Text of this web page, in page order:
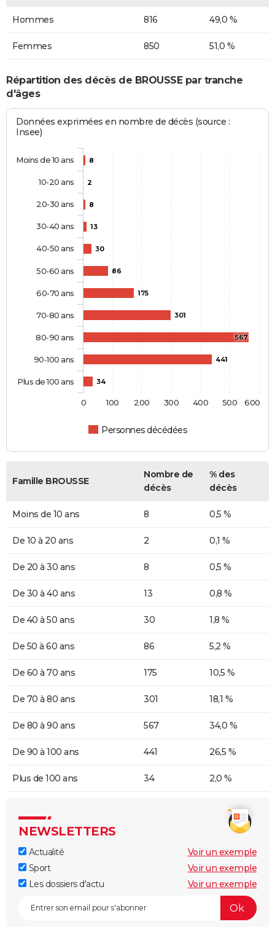
Hommes 816 49,0 %
Femmes 850 51,0 %
Répartition des décès de BROUSSE par tranche
d'âges
Données exprimées en nombre de décès (source :
Insee)
8
2
8
13
30
86
175
301
567
441
34
Personnes décédées
Moins de 10 ans
10-20 ans
20-30 ans
30-40 ans
40-50 ans
50-60 ans
60-70 ans
70-80 ans
80-90 ans
90-100 ans
Plus de 100 ans
0 100 200 300 400 500 600
Famille BROUSSE
Nombre de
décès
% des
décès
Moins de 10 ans 8 0,5 %
De 10 à 20 ans 2 0,1 %
De 20 à 30 ans 8 0,5 %
De 30 à 40 ans 13 0,8 %
De 40 à 50 ans 30 1,8 %
De 50 à 60 ans 86 5,2 %
De 60 à 70 ans 175 10,5 %
De 70 à 80 ans 301 18,1 %
De 80 à 90 ans 567 34,0 %
De 90 à 100 ans 441 26,5 %
Plus de 100 ans 34 2,0 %
NEWSLETTERS
Actualité
Voir un exemple
Sport
Voir un exemple
Les dossiers d'actu
Voir un exemple